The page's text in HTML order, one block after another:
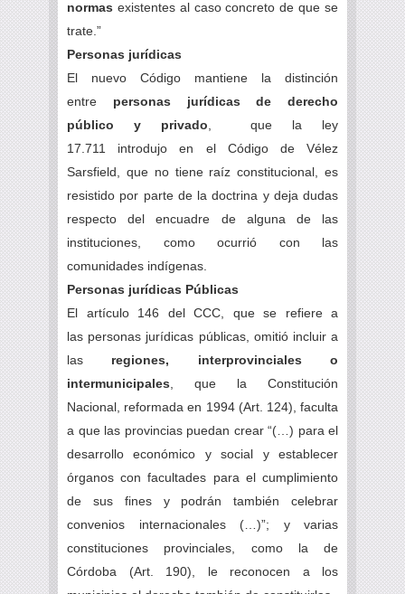
normas existentes al caso concreto de que se
trate.”
Personas jurídicas
El nuevo Código mantiene la distinción
entre personas jurídicas de derecho
público y privado , que la ley
17.711 introdujo en el Código de Vélez
Sarsfield, que no tiene raíz constitucional, es
resistido por parte de la doctrina y deja dudas
respecto del encuadre de alguna de las
instituciones, como ocurrió con las
comunidades indígenas.
Personas jurídicas Públicas
El artículo 146 del CCC, que se refiere a
las personas jurídicas públicas, omitió incluir a
las regiones, interprovinciales o
intermunicipales , que la Constitución
Nacional, reformada en 1994 (Art. 124), faculta
a que las provincias puedan crear “(…) para el
desarrollo económico y social y establecer
órganos con facultades para el cumplimiento
de sus fines y podrán también celebrar
convenios internacionales (…)”; y varias
constituciones provinciales, como la de
Córdoba (Art. 190), le reconocen a los